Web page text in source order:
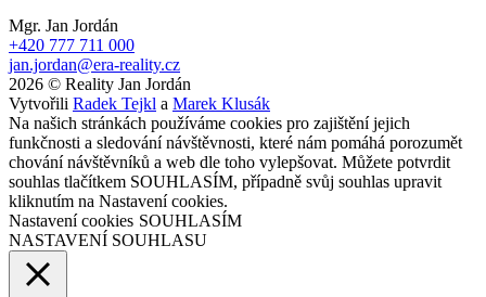
Mgr. Jan Jordán
+420 777 711 000
jan.jordan@era-reality.cz
2026 © Reality Jan Jordán
Vytvořili Radek Tejkl a Marek Klusák
Na našich stránkách používáme cookies pro zajištění jejich
funkčnosti a sledování návštěvnosti, které nám pomáhá porozumět
chování návštěvníků a web dle toho vylepšovat. Můžete potvrdit
souhlas tlačítkem SOUHLASÍM, případně svůj souhlas upravit
kliknutím na Nastavení cookies.
Nastavení cookies SOUHLASÍM
NASTAVENÍ SOUHLASU